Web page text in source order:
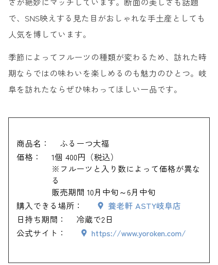
で、SNS映えする見た目がおしゃれな手土産としても
人気を博しています。
季節によってフルーツの種類が変わるため、訪れた時
期ならではの味わいを楽しめるのも魅力のひとつ。岐
阜を訪れたならぜひ味わってほしい一品です。
商品名：
ふるーつ大福
価格：
1個 400円（税込）
※フルーツと入り数によって価格が異な
る
販売期間 10月中旬～6月中旬
購入できる場所：
養老軒 ASTY岐阜店
日持ち期間：
冷蔵で2日
公式サイト：
https://www.yoroken.com/